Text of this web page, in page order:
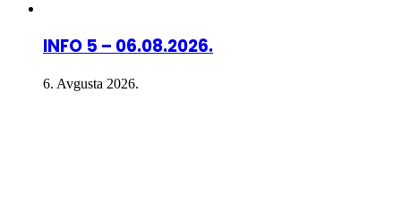
INFO 5 – 06.08.2026.
6. Avgusta 2026.